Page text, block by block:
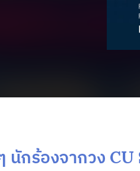
นักร้องจากวง